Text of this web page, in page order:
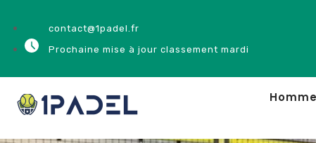
contact@1padel.fr
Prochaine mise à jour classement mardi
Homme